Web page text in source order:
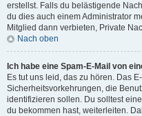
erstellst. Falls du belästigende
du dies auch einem Administrator
Mitglied dann verbieten, Private
Nach oben
Ich habe eine Spam-E-Mail von
Es tut uns leid, das zu hören. Das
Sicherheitsvorkehrungen, die
identifizieren sollen. Du solltest
du bekommen hast, weiterleiten.